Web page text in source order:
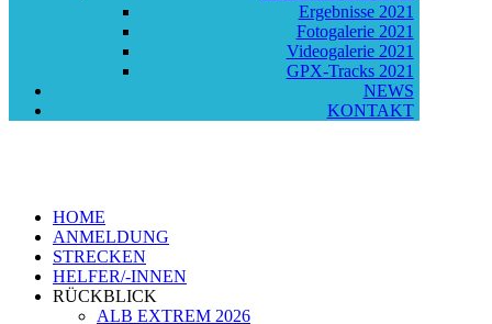
Ergebnisse 2021
Fotogalerie 2021
Videogalerie 2021
GPX-Tracks 2021
NEWS
KONTAKT
HOME
ANMELDUNG
STRECKEN
HELFER/-INNEN
RÜCKBLICK
ALB EXTREM 2026